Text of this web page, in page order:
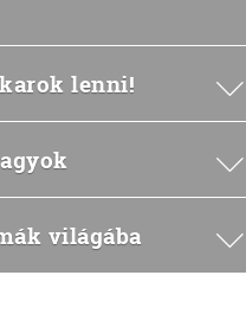
lenni!
világába